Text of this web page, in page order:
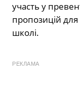
участь у
пропозицій
школі.
РЕКЛАМА